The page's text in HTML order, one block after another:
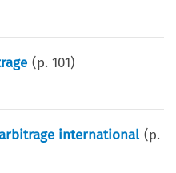
(p.101)
international (p.